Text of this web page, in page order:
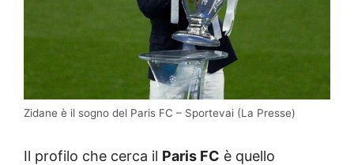
Zidane è il sogno del Paris FC – Sportevai (La Presse)
Il profilo che cerca il Paris FC è quello